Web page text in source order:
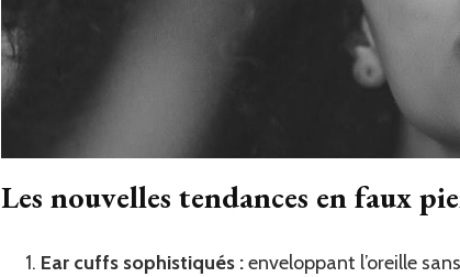
Les nouvelles tendances en faux
Ear cuffs sophistiqués :enveloppant l’oreille